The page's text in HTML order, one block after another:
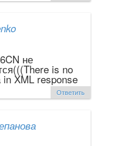
не
is no
XML response
Ответить